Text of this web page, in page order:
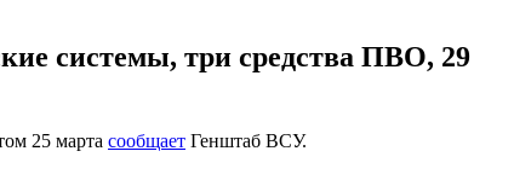
системы, три средства ПВО, 29
25 марта сообщает Генштаб ВСУ.